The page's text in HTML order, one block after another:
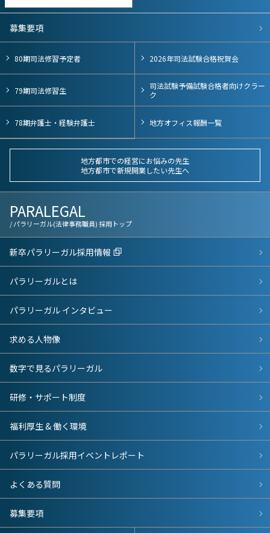
募集要項
80期司法修習予定者 2026年司法試験合格祝賀会
79期司法修習生
司法試験予備試験合格者向けクラー
ク
78期弁護士・経験弁護士 地方オフィス報酬一覧
地方都市での経営にお悩みの先生
地方都市で新規開業したい先生へ
PARALEGAL
/ パラリーガル(法律事務職員) 採用トップ
新卒パラリーガル採用情報
パラリーガルとは
パラリーガル インタビュー
求める人物像
数字で見るパラリーガル
研修・サポート制度
福利厚生 & 働く環境
パラリーガル採用イベントレポート
よくある質問
募集要項